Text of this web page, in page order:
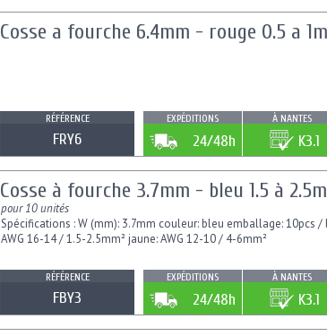
Cosse a fourche 6.4mm - rouge 0.5 a
RÉFÉRENCE
FRY6
EXPÉDITIONS
24/48h
À NANTES
K3.1
Cosse à fourche 3.7mm - bleu 1.5 à
pour 10 unités
Spécifications : W (mm): 3.7mm couleur: bleu emballage: 10pcs
AWG 16-14 / 1.5-2.5mm² jaune: AWG 12-10 / 4-6mm²
RÉFÉRENCE
FBY3
EXPÉDITIONS
24/48h
À NANTES
K3.1